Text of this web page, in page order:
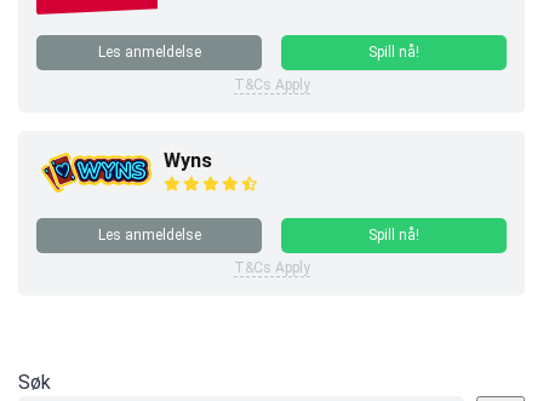
Les anmeldelse
Spill nå!
T&Cs Apply
Wyns
Les anmeldelse
Spill nå!
T&Cs Apply
Søk